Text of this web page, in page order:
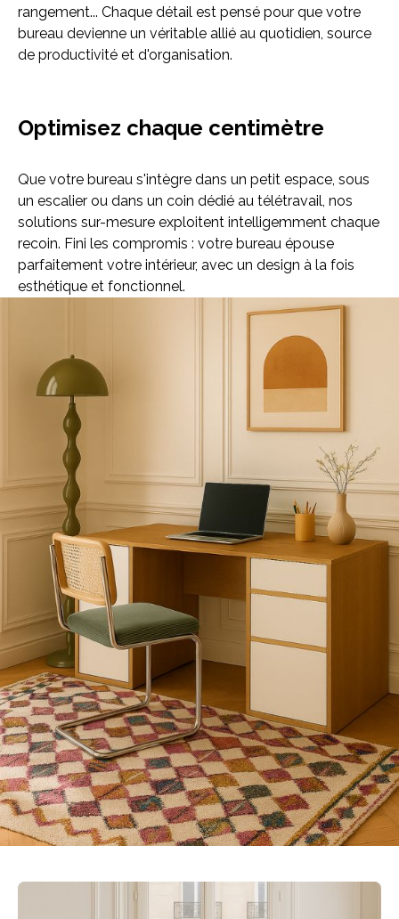
Inspirez-vous du catalogue
Personnalisez nos modèles pour créer le meuble qui vous
Meuble tv Dressing
Coulissantes
Meuble bas
rangement... Chaque détail est pensé pour que votre
bureau devienne un véritable allié au quotidien, source
de productivité et d'organisation.
Optimisez chaque centimètre
Que votre bureau s'intègre dans un petit espace, sous
un escalier ou dans un coin dédié au télétravail, nos
solutions sur-mesure exploitent intelligemment chaque
recoin. Fini les compromis : votre bureau épouse
parfaitement votre intérieur, avec un design à la fois
esthétique et fonctionnel.